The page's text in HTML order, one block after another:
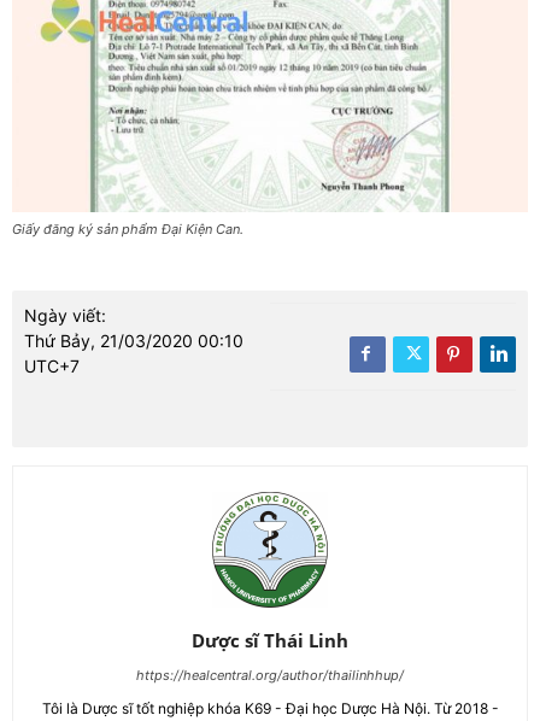
Giấy đăng ký sản phẩm Đại Kiện Can.
Ngày viết:
Thứ Bảy, 21/03/2020 00:10
UTC+7
Dược sĩ Thái Linh
https://healcentral.org/author/thailinhhup/
Tôi là Dược sĩ tốt nghiệp khóa K69 - Đại học Dược Hà Nội. Từ 2018 -